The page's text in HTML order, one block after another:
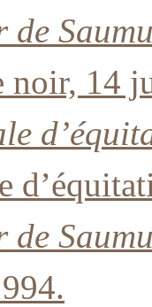
de
noir, 14